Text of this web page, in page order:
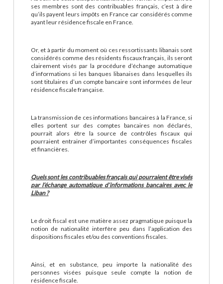
ses membres sont des contribuables français, c’est à dire
qu’ils payent leurs impôts en France car considérés comme
ayant leur résidence fiscale en France.
Or, et à partir du moment où ces ressortissants libanais sont
considérés comme des résidents fiscaux français, ils seront
clairement visés par la procédure d’échange automatique
d’informations si les banques libanaises dans lesquelles ils
sont titulaires d’un compte bancaire sont informées de leur
résidence fiscale française.
La transmission de ces informations bancaires à la France, si
elles portent sur des comptes bancaires non déclarés,
pourrait alors être la source de contrôles fiscaux qui
pourraient entrainer d’importantes conséquences fiscales
et financières.
Quels sont les contribuables français qui pourraient être visés
par l’échange automatique d’informations bancaires avec le
Liban ?
Le droit fiscal est une matière assez pragmatique puisque la
notion de nationalité interfère peu dans l’application des
dispositions fiscales et/ou des conventions fiscales.
Ainsi, et en substance, peu importe la nationalité des
personnes visées puisque seule compte la notion de
résidence fiscale.